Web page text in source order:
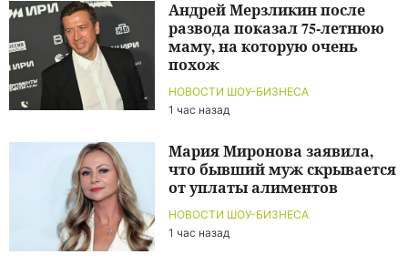
НОВОСТИ ШОУ-БИЗНЕСА
1 час назад
Андрей Мерзликин после
развода показал 75-летнюю
маму, на которую очень
похож
НОВОСТИ ШОУ-БИЗНЕСА
1 час назад
Мария Миронова заявила,
что бывший муж скрывается
от уплаты алиментов